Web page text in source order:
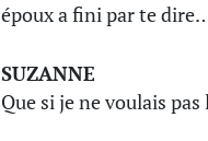
époux a fini par te
SUZANNE
Que si je ne voulais